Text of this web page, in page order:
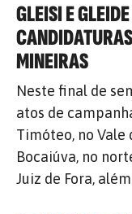
GLEISI E
MINEIRAS
Neste final de
atos de
Timóteo, no Vale
Bocaiúva, no
Juiz de Fora,